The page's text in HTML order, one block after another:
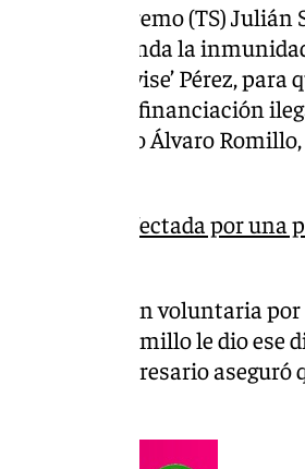
Tribunal Supremo (TS)
que suspenda la
Luis ‘Alvise’ Pérez,
electoral y de financiación
empresario Álvaro
Sánchez afectada por
declaración voluntaria
afirmó que Romillo le dio
si bien el empresario